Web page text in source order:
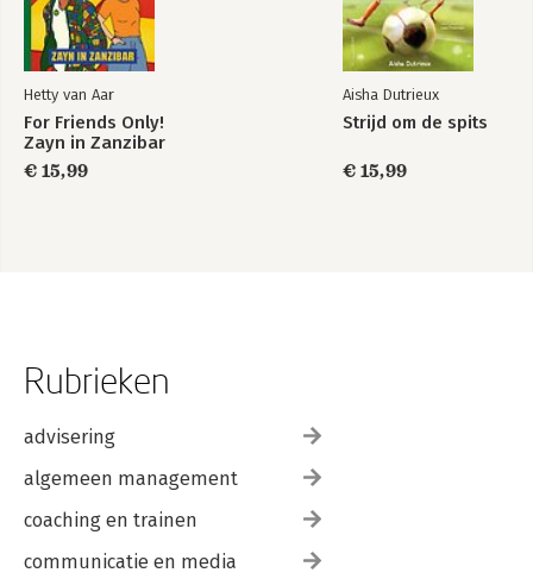
Hetty van Aar
For Friends Only!
Zayn in Zanzibar
€ 15,99
Aisha Dutrieux
Strijd om de spits
€ 15,99
Rubrieken
advisering
algemeen management
coaching en trainen
communicatie en media